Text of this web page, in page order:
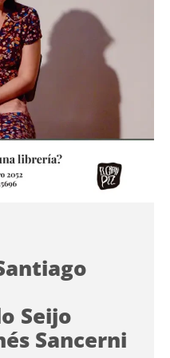
Seijo
Sancerni